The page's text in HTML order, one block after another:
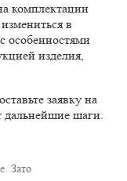
комплектации
в
особенностями
изделия,
заявку на
дальнейшие шаги.
Зато